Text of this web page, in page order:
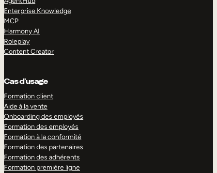
Enterprise Knowledge
MCP
Harmony AI
Roleplay
Content Creator
Cas d’usage
Formation client
Aide à la vente
Onboarding des employés
Formation des employés
Formation à la conformité
Formation des partenaires
Formation des adhérents
Formation première ligne